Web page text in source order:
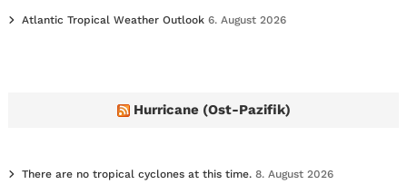
Atlantic Tropical Weather Outlook 6. August 2026
Hurricane (Ost-Pazifik)
There are no tropical cyclones at this time. 8. August 2026